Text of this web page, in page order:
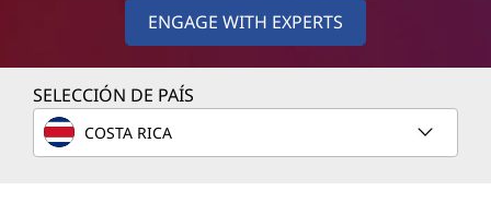
ENGAGE WITH EXPERTS
SELECCIÓN DE PAÍS
COSTA RICA